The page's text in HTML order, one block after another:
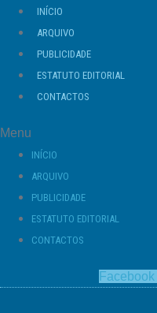
para
conteúdo
INÍCIO
ARQUIVO
PUBLICIDADE
ESTATUTO EDITORIAL
CONTACTOS
Menu
INÍCIO
ARQUIVO
PUBLICIDADE
ESTATUTO EDITORIAL
CONTACTOS
Facebook